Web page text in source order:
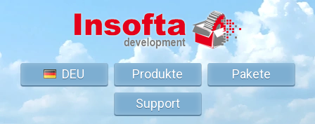
DEU Produkte
Pakete
Support